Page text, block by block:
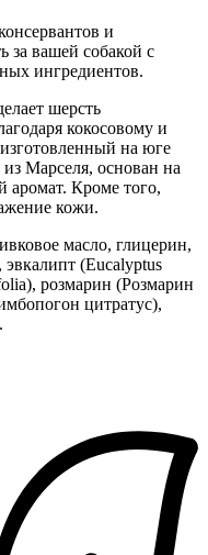
и
за вашей собакой с
ингредиентов.
шерсть
кокосовому и
на юге
Марселя, основан на
аромат. Кроме того,
кожи.
масло, глицерин,
(Eucalyptus
розмарин (Розмарин
цитратус),